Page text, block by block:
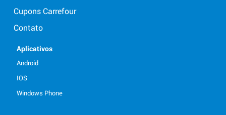
Cupons Carrefour
Contato
Aplicativos
Android
IOS
Windows Phone